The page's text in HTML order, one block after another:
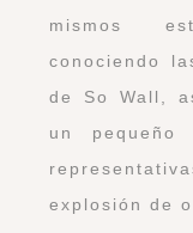
mismos
conociendo
de So Wall,
un
explosión de